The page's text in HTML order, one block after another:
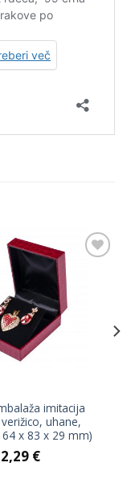
imitacija
uhane,
x 83 x 29 mm)
Izvirna
cena
2,29 €Trenutna